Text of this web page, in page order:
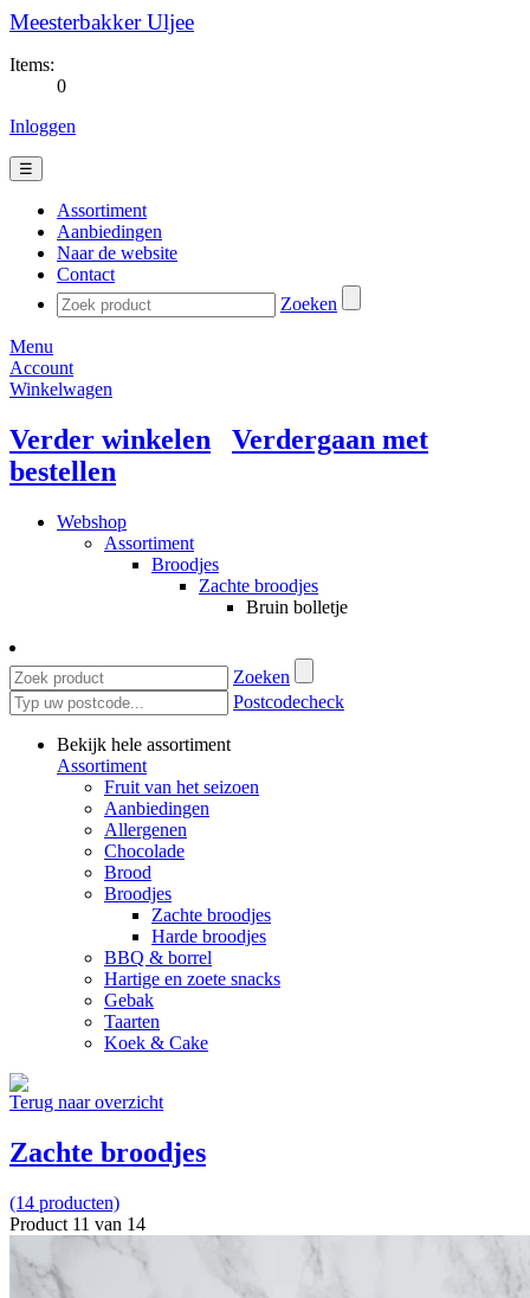
Meesterbakker Uljee
Items:
0
Inloggen
☰
Assortiment
Aanbiedingen
Naar de website
Contact
Zoeken
Menu
Account
Winkelwagen
Verder winkelen
Verdergaan met
bestellen
Webshop
Assortiment
Broodjes
Zachte broodjes
Bruin bolletje
Zoeken
Postcodecheck
Bekijk hele assortiment
Assortiment
Fruit van het seizoen
Aanbiedingen
Allergenen
Chocolade
Brood
Broodjes
Zachte broodjes
Harde broodjes
BBQ & borrel
Hartige en zoete snacks
Gebak
Taarten
Koek & Cake
Terug naar overzicht
Zachte broodjes
(14 producten)
Product 11 van 14